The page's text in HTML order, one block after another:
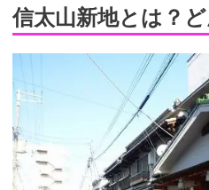
信太山新地とは？